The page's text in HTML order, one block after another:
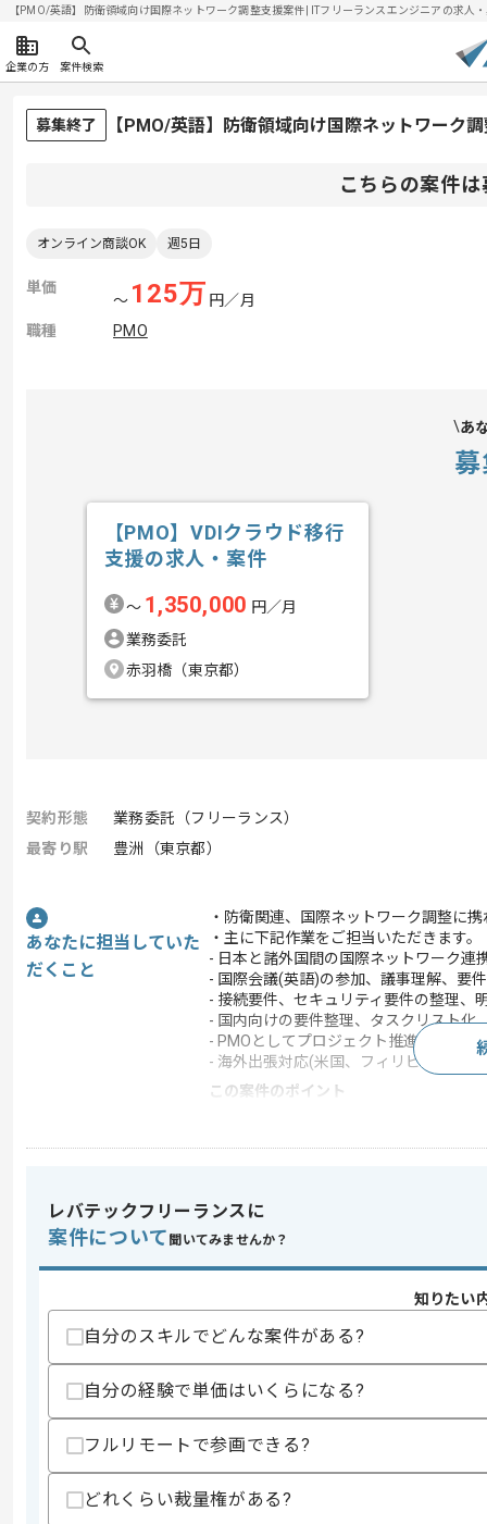
【PMO/英語】防衛領域向け国際ネットワーク調整支援案件| ITフリーランスエンジニアの求
企業の方 案件検索
募集終了 【PMO/英語】防衛領域向け国際ネットワーク
こちらの案件
オンライン商談OK 週5日
単価
〜 125万 円／月
職種
PMO
あ
【PMO】VDIクラウド移行
支援の求人・案件
〜 1,350,000 円／月
業務委託
赤羽橋（東京都）
契約形態
業務委託（フリーランス）
最寄り駅
豊洲（東京都）
あなたに担当していた
だくこと
・防衛関連、国際ネットワーク調整に
・主に下記作業をご担当いただきます。
- 日本と諸外国間の国際ネットワーク連
- 国際会議(英語)の参加、議事理解、要
- 接続要件、セキュリティ要件の整理、
- 国内向けの要件整理、タスクリスト化
- PMOとしてプロジェクト推進補佐
- 海外出張対応(米国、フィリピンなど)
この案件のポイント
スキル
求めるスキル
・英語を用いた実務経験
・ネットワークやITの基礎知見
・PMO経験
・コンサルファームへの参画経験
歓迎スキル
・防衛領域の知見
スキルに不安がある方へ
レバテックフリーランスに
案件について 聞いてみませんか？
知りたい
自分のスキルでどんな案件がある?
自分の経験で単価はいくらになる?
フルリモートで参画できる?
どれくらい裁量権がある?